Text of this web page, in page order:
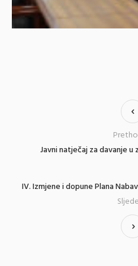
Javni natječaj za davanje
IV. Izmjene i dopune Plana